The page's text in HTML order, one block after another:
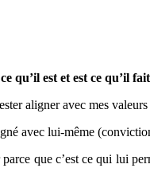
qu’il est et est ce qu’il
aligner avec mes
avec lui-même
que c’est ce qui lui